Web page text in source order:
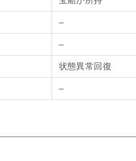
–
–
状態異常回復
–